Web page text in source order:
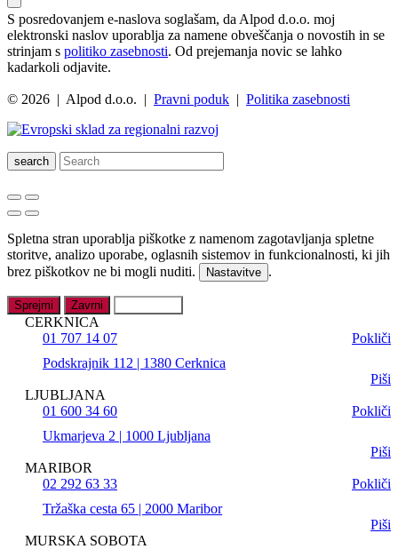
S posredovanjem e-naslova soglašam, da Alpod d.o.o. moj
elektronski naslov uporablja za namene obveščanja o novostih in se
strinjam s politiko zasebnosti. Od prejemanja novic se lahko
kadarkoli odjavite.
© 2026 | Alpod d.o.o. | Pravni poduk | Politika zasebnosti
search
Spletna stran uporablja piškotke z namenom zagotavljanja spletne
storitve, analizo uporabe, oglasnih sistemov in funkcionalnosti, ki jih
brez piškotkov ne bi mogli nuditi.
Nastavitve .
Sprejmi Zavrni
CERKNICA
01 707 14 07
Pokliči
Podskrajnik 112 | 1380 Cerknica
Piši
LJUBLJANA
01 600 34 60
Pokliči
Ukmarjeva 2 | 1000 Ljubljana
Piši
MARIBOR
02 292 63 33
Pokliči
Tržaška cesta 65 | 2000 Maribor
Piši
MURSKA SOBOTA